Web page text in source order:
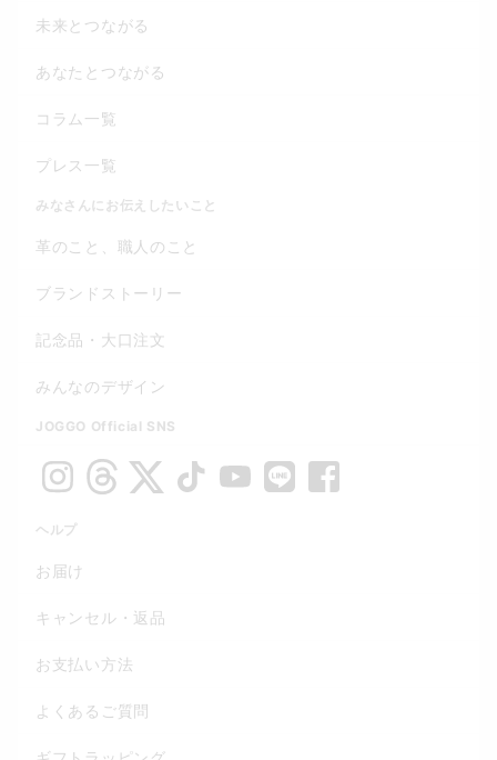
未来とつながる
あなたとつながる
コラム一覧
プレス一覧
みなさんにお伝えしたいこと
革のこと、職人のこと
ブランドストーリー
記念品・大口注文
みんなのデザイン
JOGGO Official SNS
ヘルプ
お届け
キャンセル・返品
お支払い方法
よくあるご質問